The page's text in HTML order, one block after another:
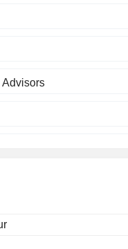
Advisors